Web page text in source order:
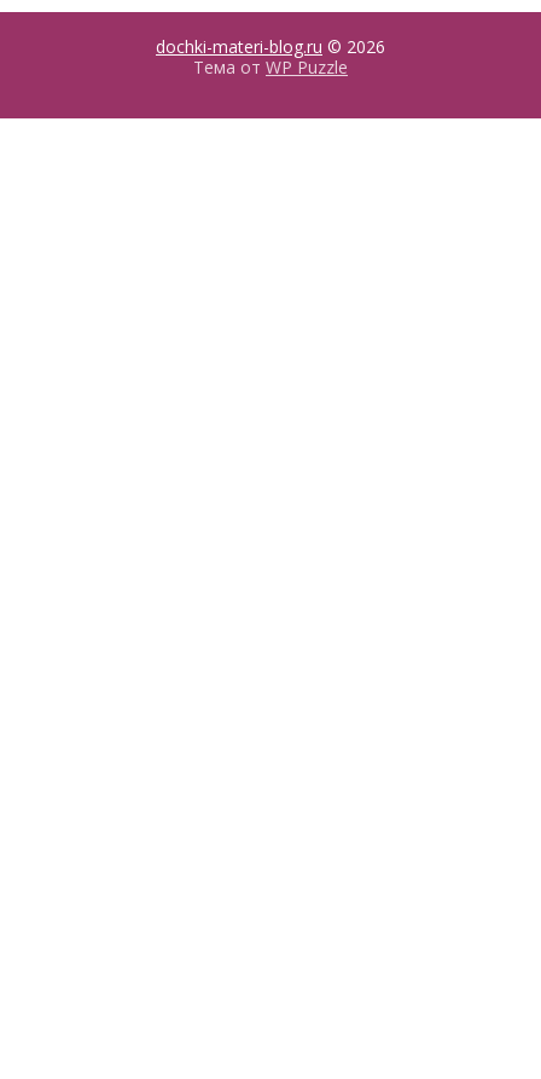
dochki-materi-blog.ru © 2026
Тема от WP Puzzle